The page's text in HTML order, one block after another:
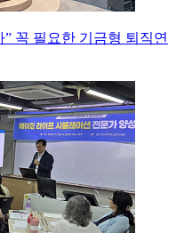
꼭 필요한 기금형 퇴직연